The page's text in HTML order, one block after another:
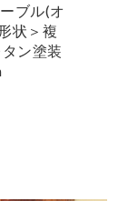
ブル(オ
状＞複
ン塗装